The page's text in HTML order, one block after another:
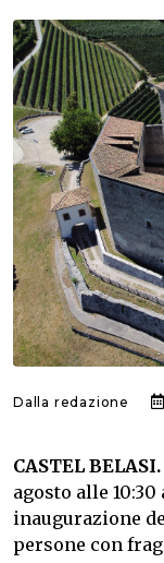
Dalla redazione
CASTEL BELASI.
agosto alle
inaugurazione
persone con